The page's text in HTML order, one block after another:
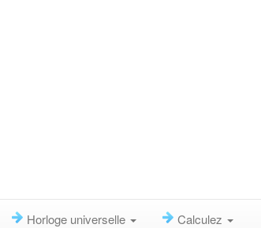
Horloge universelle Calculez